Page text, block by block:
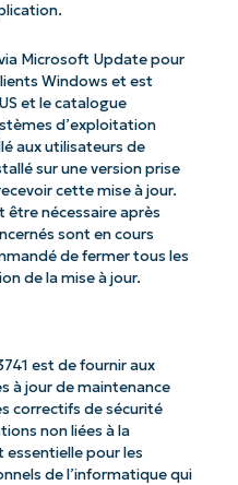
Microsoft Update pour
Windows et est
et le catalogue
d’exploitation
aux utilisateurs de
sur une version prise
cette mise à jour.
être nécessaire après
sont en cours
de fermer tous les
de la mise à jour.
est de fournir aux
à jour de maintenance
correctifs de sécurité
non liées à la
essentielle pour les
de l’informatique qui